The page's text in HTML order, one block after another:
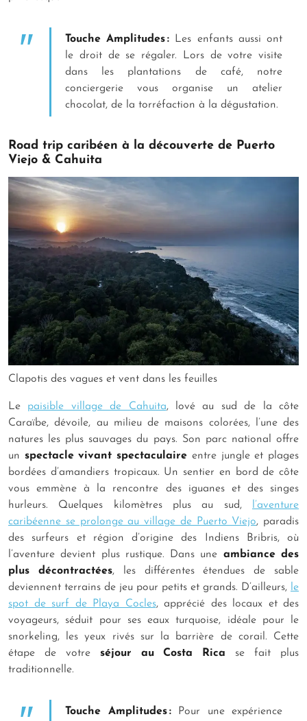
Touche Amplitudes : Les enfants aussi ont
le droit de se régaler. Lors de votre visite
dans les plantations de café, notre
conciergerie vous organise un atelier
chocolat, de la torréfaction à la dégustation.
Road trip caribéen à la découverte de Puerto
Viejo & Cahuita
Clapotis des vagues et vent dans les feuilles
Le paisible village de Cahuita, lové au sud de la côte
Caraïbe, dévoile, au milieu de maisons colorées, l’une des
natures les plus sauvages du pays. Son parc national offre
un spectacle vivant spectaculaire entre jungle et plages
bordées d’amandiers tropicaux. Un sentier en bord de côte
vous emmène à la rencontre des iguanes et des singes
hurleurs. Quelques kilomètres plus au sud,
l’aventure
caribéenne se prolonge au village de Puerto Viejo, paradis
des surfeurs et région d’origine des Indiens Bribris, où
l’aventure devient plus rustique. Dans une ambiance des
plus décontractées, les différentes étendues de sable
deviennent terrains de jeu pour petits et grands. D’ailleurs, le
spot de surf de Playa Cocles, apprécié des locaux et des
voyageurs, séduit pour ses eaux turquoise, idéale pour le
snorkeling, les yeux rivés sur la barrière de corail. Cette
étape de votre séjour au Costa Rica se fait plus
traditionnelle.
Touche Amplitudes :Pour une expérience